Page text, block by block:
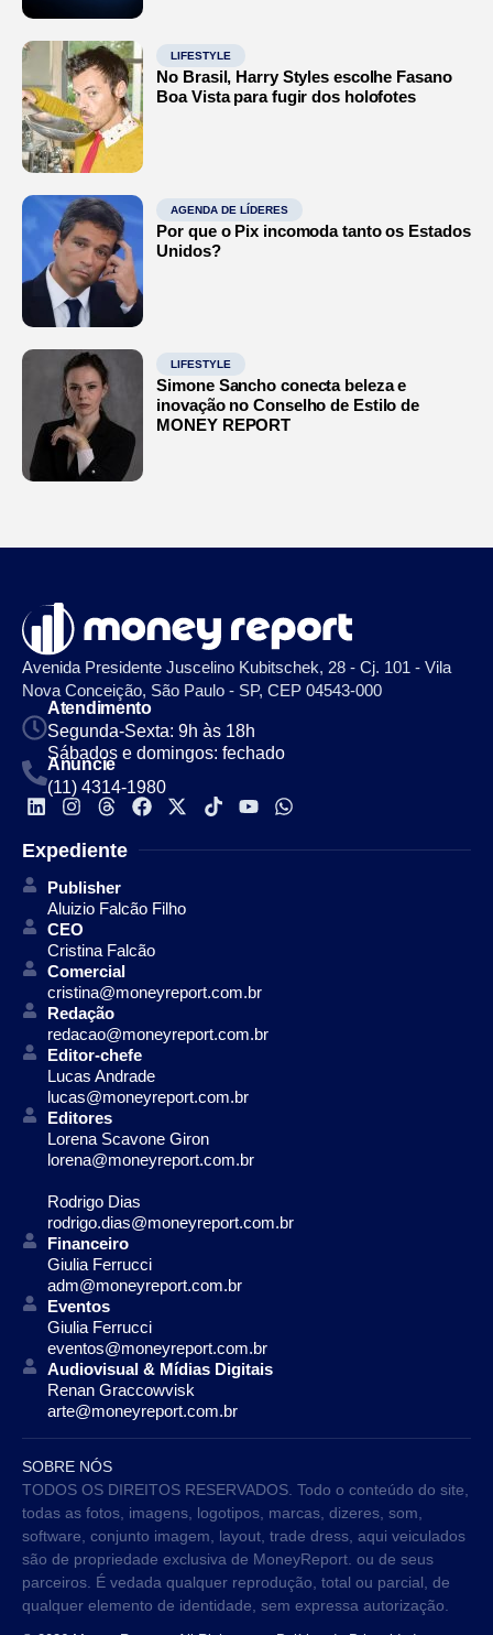
LIFESTYLE
No Brasil, Harry Styles escolhe Fasano
Boa Vista para fugir dos holofotes
AGENDA DE LÍDERES
Por que o Pix incomoda tanto os Estados
Unidos?
LIFESTYLE
Simone Sancho conecta beleza e
inovação no Conselho de Estilo de
MONEY REPORT
Avenida Presidente Juscelino Kubitschek, 28 - Cj. 101 - Vila
Nova Conceição, São Paulo - SP, CEP 04543-000
Atendimento
Segunda-Sexta: 9h às 18h
Sábados e domingos: fechado
Anuncie
(11) 4314-1980
Expediente
Publisher
Aluizio Falcão Filho
CEO
Cristina Falcão
Comercial
cristina@moneyreport.com.br
Redação
redacao@moneyreport.com.br
Editor-chefe
Lucas Andrade
lucas@moneyreport.com.br
Editores
Lorena Scavone Giron
lorena@moneyreport.com.br
Rodrigo Dias
rodrigo.dias@moneyreport.com.br
Financeiro
Giulia Ferrucci
adm@moneyreport.com.br
Eventos
Giulia Ferrucci
eventos@moneyreport.com.br
Audiovisual & Mídias Digitais
Renan Graccowvisk
arte@moneyreport.com.br
SOBRE NÓS
TODOS OS DIREITOS RESERVADOS. Todo o conteúdo do site,
todas as fotos, imagens, logotipos, marcas, dizeres, som,
software, conjunto imagem, layout, trade dress, aqui veiculados
são de propriedade exclusiva de MoneyReport. ou de seus
parceiros. É vedada qualquer reprodução, total ou parcial, de
qualquer elemento de identidade, sem expressa autorização.